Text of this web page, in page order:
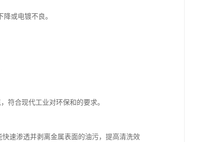
或电镀不良。
符合现代工业对环保和的要求。
速渗透并剥离金属表面的油污，提高清洗效